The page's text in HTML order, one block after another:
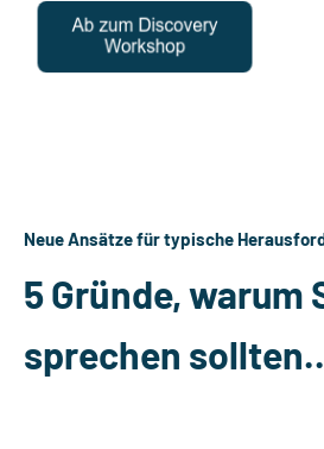
Neue Ansätze für typische
5 Gründe, warum
sprechen